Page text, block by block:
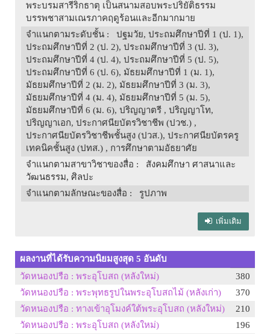
พระบรมสารีริกธาตุ เป็นสนามสอบพระปริยัติธรรม
บรรพชาสามเณรภาคฤดูร้อนและอีกมากมาย
จำแนกตามระดับชั้น : ปฐมวัย, ประถมศึกษาปีที่ 1 (ป. 1),
ประถมศึกษาปีที่ 2 (ป. 2), ประถมศึกษาปีที่ 3 (ป. 3),
ประถมศึกษาปีที่ 4 (ป. 4), ประถมศึกษาปีที่ 5 (ป. 5),
ประถมศึกษาปีที่ 6 (ป. 6), มัธยมศึกษาปีที่ 1 (ม. 1),
มัธยมศึกษาปีที่ 2 (ม. 2), มัธยมศึกษาปีที่ 3 (ม. 3),
มัธยมศึกษาปีที่ 4 (ม. 4), มัธยมศึกษาปีที่ 5 (ม. 5),
มัธยมศึกษาปีที่ 6 (ม. 6), ปริญญาตรี , ปริญญาโท,
ปริญญาเอก, ประกาศนียบัตรวิชาชีพ (ปวช.) ,
ประกาศนียบัตรวิชาชีพชั้นสูง (ปวส.), ประกาศนียบัตรครู
เทคนิคชั้นสูง (ปทส.) , การศึกษาตามอัธยาศัย
จำแนกตามสาขาวิชาของสื่อ : สังคมศึกษา ศาสนาและ
วัฒนธรรม, ศิลปะ
จำแนกตามลักษณะของสื่อ : รูปภาพ
เพิ่มเติม
ผลงานที่ได้รับความนิยมสูงสุด 5 อันดับ
วัดหนองปรือ : พระอุโบสถ (หลังใหม่)
380
วัดหนองปรือ : พระพุทธรูปในพระอุโบสถไม้ (หลังเก่า)
370
วัดหนองปรือ : ทางเข้าอุโมงค์ใต้พระอุโบสถ (หลังใหม่)
210
วัดหนองปรือ : พระอุโบสถ (หลังใหม่)
196